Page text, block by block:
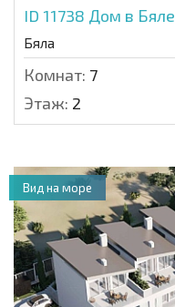
ID 11738 Дом в Бяле
Бяла
Комнат: 7
Этаж: 2
Вид на море